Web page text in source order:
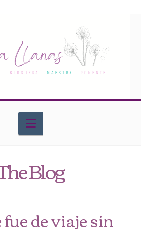
Navigation
Blog
de viaje sin